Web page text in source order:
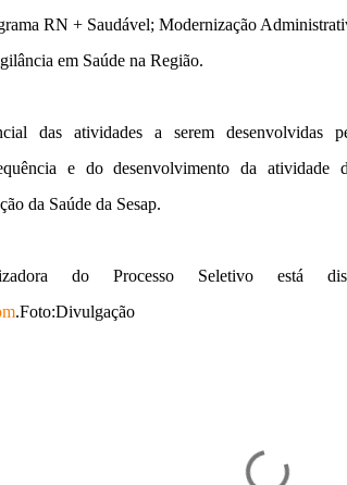
RN + Saudável; Modernização
em Saúde na Região.
das atividades a serem desenvolvidas
e do desenvolvimento da atividade
da Saúde da Sesap.
do Processo Seletivo está
.Foto:Divulgação